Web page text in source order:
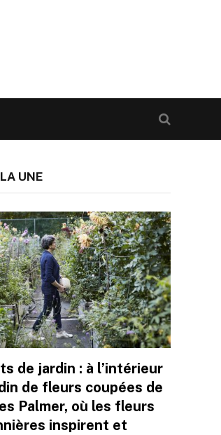
UNE
de jardin : à l’intérieur
de fleurs coupées de
Palmer, où les fleurs
inspirent et